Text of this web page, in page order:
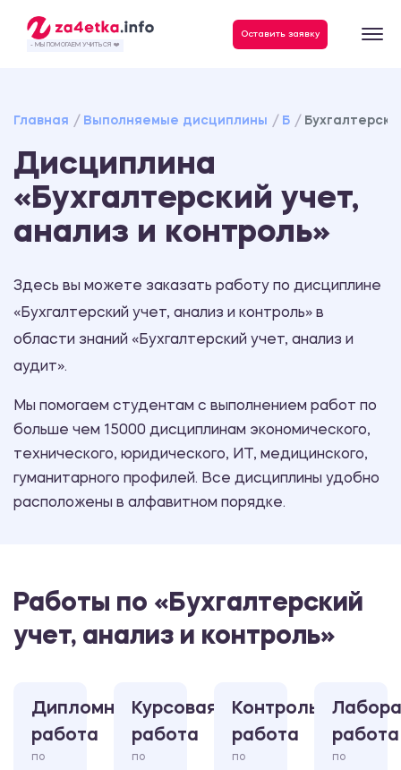
- МЫ ПОМОГАЕМ УЧИТЬСЯ ❤️
Оставить заявку
Главная Выполняемые дисциплины Б
Дисциплина
«Бухгалтерский учет,
анализ и контроль»
Здесь вы можете заказать работу по дисциплине
«Бухгалтерский учет, анализ и контроль» в
области знаний «Бухгалтерский учет, анализ и
аудит».
Мы помогаем студентам с выполнением работ по
больше чем 15000 дисциплинам экономического,
технического, юридического, ИТ, медицинского,
гуманитарного профилей. Все дисциплины удобно
расположены в алфавитном порядке.
Работы по «Бухгалтерский
учет, анализ и контроль»
Дипломная
работа
по
Курсовая
работа
по
Контрольная
работа
по
работа
по